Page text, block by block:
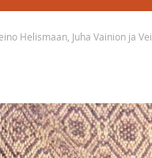
Helismaan, Juha Vainion ja